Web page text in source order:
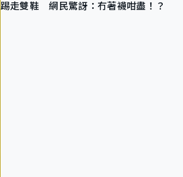
踢走雙鞋 網民驚訝：冇著襪咁盡！？